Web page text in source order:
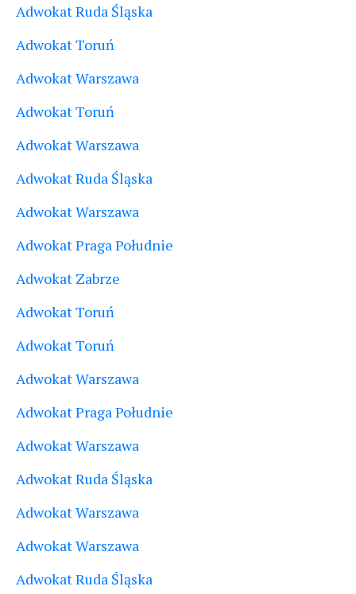
Adwokat Ruda Śląska
Adwokat Toruń
Adwokat Warszawa
Adwokat Toruń
Adwokat Warszawa
Adwokat Ruda Śląska
Adwokat Warszawa
Adwokat Praga Południe
Adwokat Zabrze
Adwokat Toruń
Adwokat Toruń
Adwokat Warszawa
Adwokat Praga Południe
Adwokat Warszawa
Adwokat Ruda Śląska
Adwokat Warszawa
Adwokat Warszawa
Adwokat Ruda Śląska